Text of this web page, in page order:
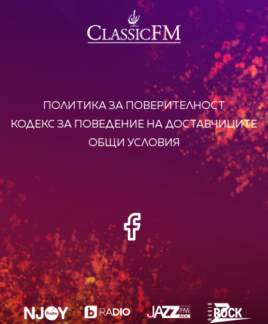
ПОЛИТИКА ЗА ПОВЕРИТЕЛНОСТ
КОДЕКС ЗА ПОВЕДЕНИЕ НА ДОСТАВЧИЦИТЕ
ОБЩИ УСЛОВИЯ